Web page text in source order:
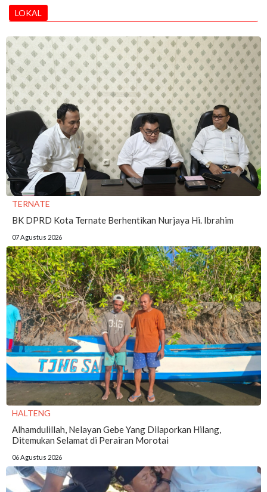
LOKAL
TERNATE
BK DPRD Kota Ternate Berhentikan Nurjaya Hi. Ibrahim
07 Agustus 2026
HALTENG
Alhamdulillah, Nelayan Gebe Yang Dilaporkan Hilang,
Ditemukan Selamat di Perairan Morotai
06 Agustus 2026